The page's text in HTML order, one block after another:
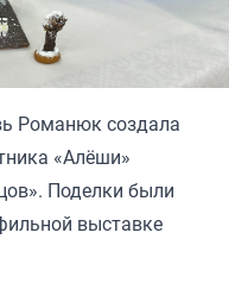
Романюк создала
«Алёши»
Поделки были
выставке